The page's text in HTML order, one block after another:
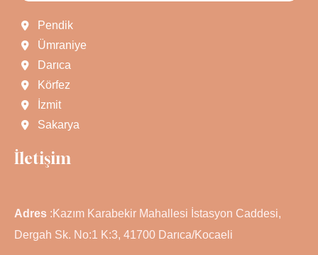
Pendik
Ümraniye
Darıca
Körfez
İzmit
Sakarya
İletişim
Adres :Kazım Karabekir Mahallesi İstasyon Caddesi,
Dergah Sk. No:1 K:3, 41700 Darıca/Kocaeli